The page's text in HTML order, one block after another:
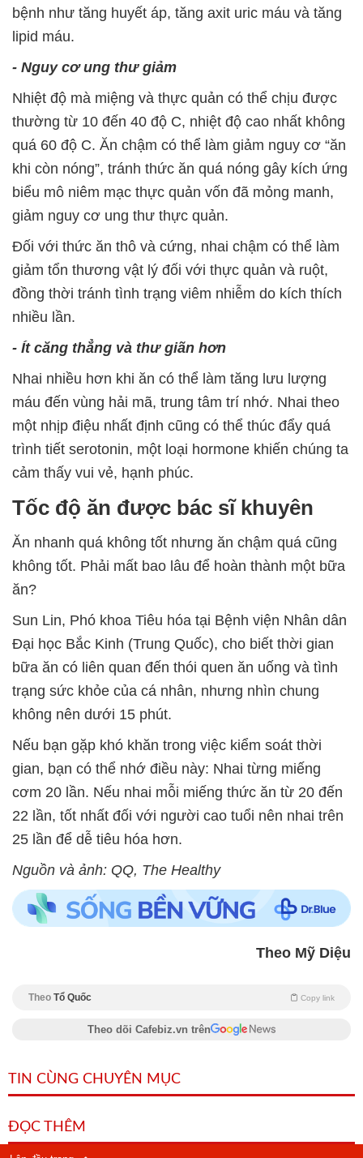
bệnh như tăng huyết áp, tăng axit uric máu và tăng
lipid máu.
- Nguy cơ ung thư giảm
Nhiệt độ mà miệng và thực quản có thể chịu được
thường từ 10 đến 40 độ C, nhiệt độ cao nhất không
quá 60 độ C. Ăn chậm có thể làm giảm nguy cơ “ăn
khi còn nóng”, tránh thức ăn quá nóng gây kích ứng
biểu mô niêm mạc thực quản vốn đã mỏng manh,
giảm nguy cơ ung thư thực quản.
Đối với thức ăn thô và cứng, nhai chậm có thể làm
giảm tổn thương vật lý đối với thực quản và ruột,
đồng thời tránh tình trạng viêm nhiễm do kích thích
nhiều lần.
- Ít căng thẳng và thư giãn hơn
Nhai nhiều hơn khi ăn có thể làm tăng lưu lượng
máu đến vùng hải mã, trung tâm trí nhớ. Nhai theo
một nhịp điệu nhất định cũng có thể thúc đẩy quá
trình tiết serotonin, một loại hormone khiến chúng ta
cảm thấy vui vẻ, hạnh phúc.
Tốc độ ăn được bác sĩ khuyên
Ăn nhanh quá không tốt nhưng ăn chậm quá cũng
không tốt. Phải mất bao lâu để hoàn thành một bữa
ăn?
Sun Lin, Phó khoa Tiêu hóa tại Bệnh viện Nhân dân
Đại học Bắc Kinh (Trung Quốc), cho biết thời gian
bữa ăn có liên quan đến thói quen ăn uống và tình
trạng sức khỏe của cá nhân, nhưng nhìn chung
không nên dưới 15 phút.
Nếu bạn gặp khó khăn trong việc kiểm soát thời
gian, bạn có thể nhớ điều này: Nhai từng miếng
cơm 20 lần. Nếu nhai mỗi miếng thức ăn từ 20 đến
22 lần, tốt nhất đối với người cao tuổi nên nhai trên
25 lần để dễ tiêu hóa hơn.
Nguồn và ảnh: QQ, The Healthy
Theo Mỹ Diệu
Theo Tổ Quốc Copy link
Theo dõi Cafebiz.vn trên
TIN CÙNG CHUYÊN MỤC
ĐỌC THÊM